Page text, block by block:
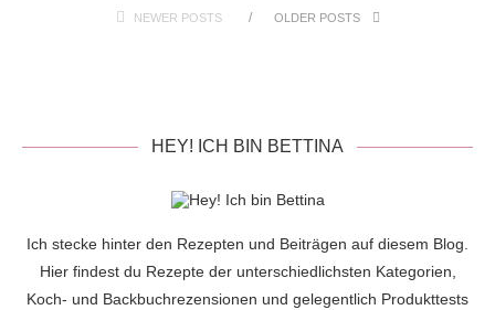
NEWER POSTS OLDER POSTS
HEY! ICH BIN BETTINA
Ich stecke hinter den Rezepten und Beiträgen auf diesem Blog.
Hier findest du Rezepte der unterschiedlichsten Kategorien,
Koch- und Backbuchrezensionen und gelegentlich Produkttests